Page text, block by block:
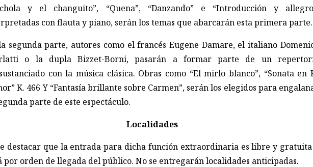
y el changuito”, “Quena”, “Danzando” e “Introducción y
con flauta y piano, serán los temas que abarcarán esta primera parte.
segunda parte, autores como el francés Eugene Damare, el italiano
o la dupla Bizzet-Borni, pasarán a formar parte de un
con la música clásica. Obras como “El mirlo blanco”, “Sonata en
K. 466 Y “Fantasía brillante sobre Carmen”, serán los elegidos para
parte de este espectáculo.
Localidades
destacar que la entrada para dicha función extraordinaria es libre y
por orden de llegada del público. No se entregarán localidades anticipadas.